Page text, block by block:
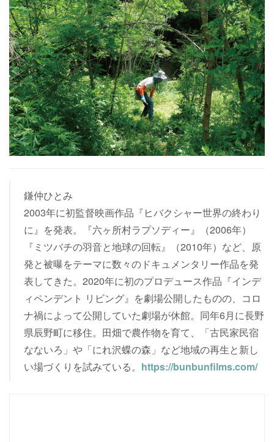
鎌仲ひとみ
2003年に初監督映画作品『ヒバクシャー世界の終わり
に』を発表。『六ヶ所村ラプソディー』（2006年）
『ミツバチの羽音と地球の回転』（2010年）など、原
発と被曝をテーマに数々のドキュメンタリー作品を発
表してきた。2020年に初のプロデュース作品『インデ
ィペンデント リビング』を劇場公開したものの、コロ
ナ禍によって公開していた劇場が休館。同年6月に長野
県辰野町に移住。田畑で農作物を育て、「古民家民宿
なないろ」や「にれ沢蝶の森」など地域の再生と新し
い場づくりを試みている。 https://bunbunfilms.com/